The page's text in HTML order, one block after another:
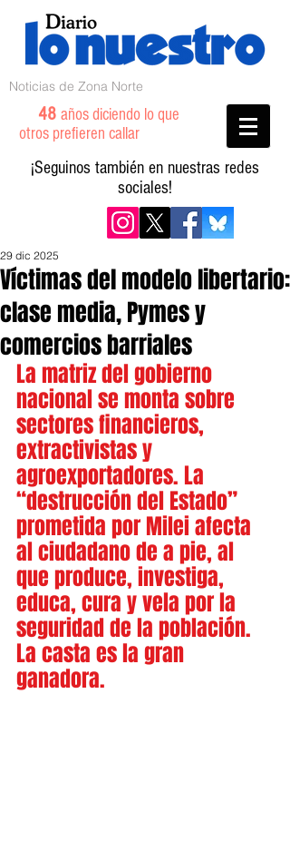
Noticias de Zona Norte
48 años diciendo lo que
otros prefieren callar
¡Seguinos también en nuestras redes
sociales!
Víctimas del modelo libertario:
clase media, Pymes y
comercios barriales
29 dic 2025
La matriz del gobierno
nacional se monta sobre
sectores financieros,
extractivistas y
agroexportadores. La
“destrucción del Estado”
prometida por Milei afecta
al ciudadano de a pie, al
que produce, investiga,
educa, cura y vela por la
seguridad de la población.
La casta es la gran
ganadora.